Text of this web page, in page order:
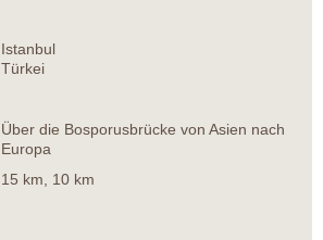
Istanbul
Türkei
Über die Bosporusbrücke von Asien nach
Europa
15 km, 10 km